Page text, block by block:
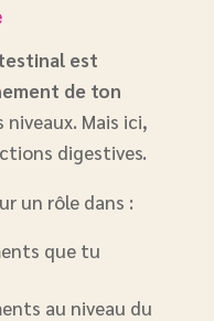
est
de ton
Mais ici,
digestives.
un rôle dans :
que tu
au niveau du